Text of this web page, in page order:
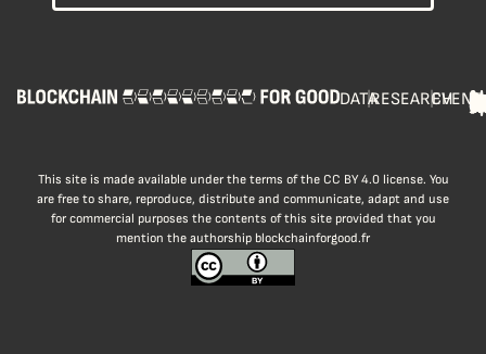
DATA
|RESEARCH
|EVENT
This site is made available under the terms of the CC BY 4.0 license. You
are free to share, reproduce, distribute and communicate, adapt and use
for commercial purposes the contents of this site provided that you
mention the authorship blockchainforgood.fr